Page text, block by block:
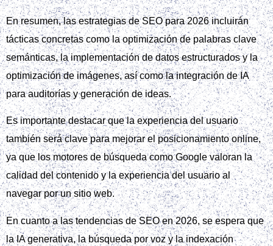
En resumen, las estrategias de SEO para 2026 incluirán
tácticas concretas como la optimización de palabras clave
semánticas, la implementación de datos estructurados y la
optimización de imágenes, así como la integración de IA
para auditorías y generación de ideas.
Es importante destacar que la experiencia del usuario
también será clave para mejorar el posicionamiento online,
ya que los motores de búsqueda como Google valoran la
calidad del contenido y la experiencia del usuario al
navegar por un sitio web.
En cuanto a las tendencias de SEO en 2026, se espera que
la IA generativa, la búsqueda por voz y la indexación